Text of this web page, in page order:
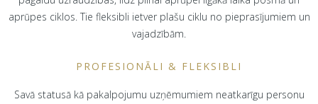
aprūpes ciklos. Tie fleksibli ietver plašu ciklu no pieprasījumiem un
vajadzībām.
PROFESIONĀLI & FLEKSIBLI
Savā statusā kā pakalpojumu uzņēmumiem neatkarīgu personu